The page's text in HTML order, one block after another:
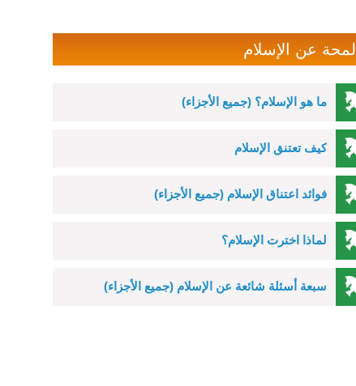
لمحة عن الإسلام
ما هو الإسلام؟ (جميع الأجزاء)
كيف تعتنق الإسلام
فوائد اعتناق الإسلام (جميع الأجزاء)
لماذا اخترت الإسلام؟
سبعة أسئلة شائعة عن الإسلام (جميع الأجزاء)